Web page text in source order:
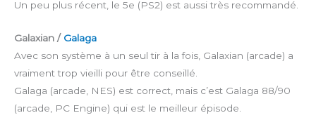
Un peu plus récent, le 5e (PS2) est aussi très recommandé.
Galaxian / Galaga
Avec son système à un seul tir à la fois, Galaxian (arcade) a
vraiment trop vieilli pour être conseillé.
Galaga (arcade, NES) est correct, mais c’est Galaga 88/90
(arcade, PC Engine) qui est le meilleur épisode.